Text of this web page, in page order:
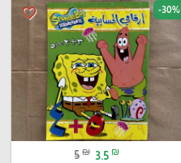
favorite_border -30%
5 ₪ 3.5 ₪